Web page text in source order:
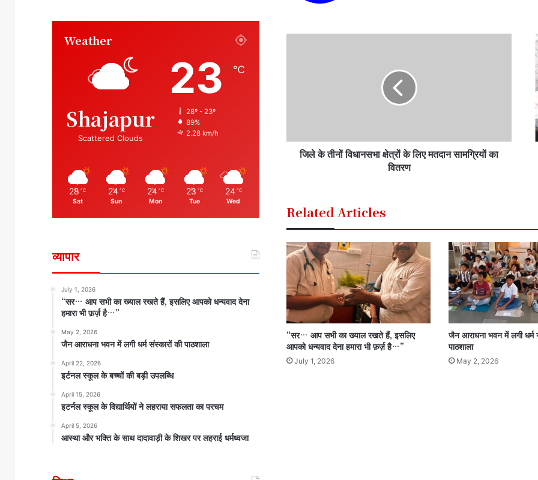
जिले के तीनों विधानसभा क्षेत्रों के लिए मतदान सामग्रियों का
वितरण
Related Articles
“सर… आप सभी का ख्याल रखते हैं, इसलिए
आपको धन्यवाद देना हमारा भी फ़र्ज़ है…”
July 1, 2026
जैन आराधना भवन में लगी धर्म
पाठशाला
May 2, 2026
Weather
Shajapur
Scattered Clouds
23 ℃
28º - 23º
89%
2.28 km/h
28 ℃
Sat
24 ℃
Sun
24 ℃
Mon
23 ℃
Tue
24 ℃
Wed
व्यापार
July 1, 2026
“सर… आप सभी का ख्याल रखते हैं, इसलिए आपको धन्यवाद देना
हमारा भी फ़र्ज़ है…”
May 2, 2026
जैन आराधना भवन में लगी धर्म संस्कारों की पाठशाला
April 22, 2026
इर्टनल स्कूल के बच्चों की बड़ी उपलब्धि
April 15, 2026
इटर्नल स्कूल के विद्यार्थियों ने लहराया सफलता का परचम
April 5, 2026
आस्था और भक्ति के साथ दादावाड़ी के शिखर पर लहराई धर्मध्वजा